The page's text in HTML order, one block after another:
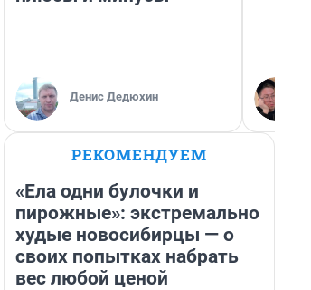
Денис Дедюхин
РЕКОМЕНДУЕМ
«Ела одни булочки и
пирожные»: экстремально
худые новосибирцы — о
своих попытках набрать
вес любой ценой